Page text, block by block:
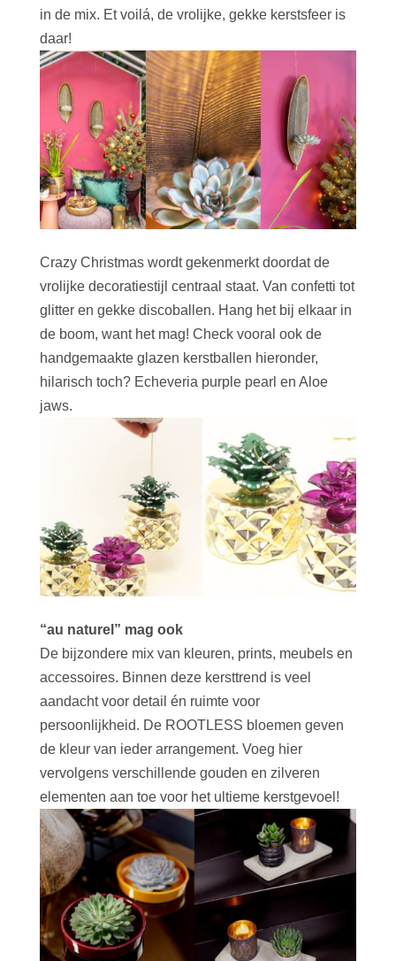
in de mix. Et voilá, de vrolijke, gekke kerstsfeer is
daar!
Crazy Christmas wordt gekenmerkt doordat de
vrolijke decoratiestijl centraal staat. Van confetti tot
glitter en gekke discoballen. Hang het bij elkaar in
de boom, want het mag! Check vooral ook de
handgemaakte glazen kerstballen hieronder,
hilarisch toch? Echeveria purple pearl en Aloe
jaws.
“au naturel” mag ook
De bijzondere mix van kleuren, prints, meubels en
accessoires. Binnen deze kersttrend is veel
aandacht voor detail én ruimte voor
persoonlijkheid. De ROOTLESS bloemen geven
de kleur van ieder arrangement. Voeg hier
vervolgens verschillende gouden en zilveren
elementen aan toe voor het ultieme kerstgevoel!